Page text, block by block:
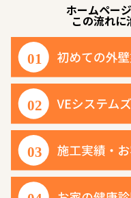
ホームペー
この流れに